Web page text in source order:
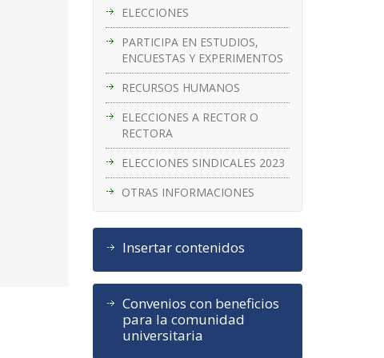
ELECCIONES
PARTICIPA EN ESTUDIOS,
ENCUESTAS Y EXPERIMENTOS
RECURSOS HUMANOS
ELECCIONES A RECTOR O
RECTORA
ELECCIONES SINDICALES 2023
OTRAS INFORMACIONES
Insertar contenidos
Convenios con beneficios
para la comunidad
universitaria